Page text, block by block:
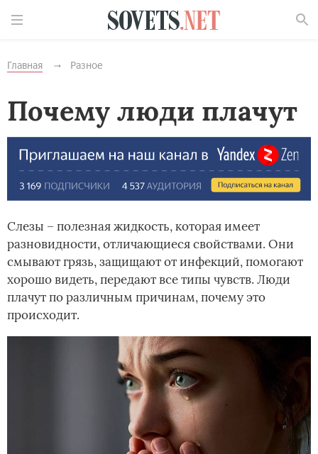
Главная Разное
Почему люди плачут
Слезы – полезная жидкость, которая имеет
разновидности, отличающиеся свойствами. Они
смывают грязь, защищают от инфекций, помогают
хорошо видеть, передают все типы чувств. Люди
плачут по различным причинам, почему это
происходит.